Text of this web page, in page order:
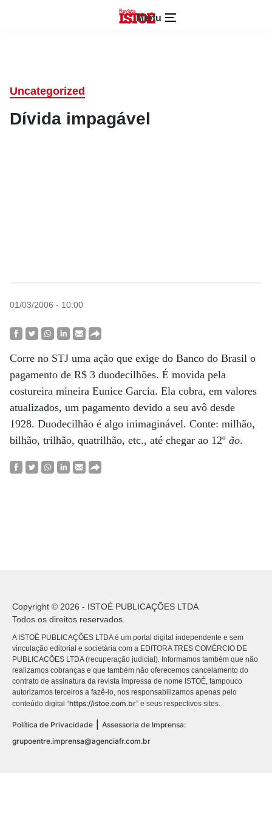
Menu
Uncategorized
Dívida impagável
01/03/2006 - 10:00
Corre no STJ uma ação que exige do Banco do Brasil o
pagamento de R$ 3 duodecilhões. É movida pela
costureira mineira Eunice Garcia. Ela cobra, em valores
atualizados, um pagamento devido a seu avô desde
1928. Duodecilhão é algo inimaginável. Conte: milhão,
bilhão, trilhão, quatrilhão, etc., até chegar ao 12º ão.
Copyright © 2026 - ISTOÉ PUBLICAÇÕES LTDA
Todos os direitos reservados.
A ISTOÉ PUBLICAÇÕES LTDA é um portal digital independente e sem
vinculação editorial e societária com a EDITORA TRES COMÉRCIO DE
PUBLICACÕES LTDA (recuperação judicial). Informamos também que não
realizamos cobranças e que também não oferecemos cancelamento do
contrato de assinatura da revista impressa de nome ISTOÉ, tampouco
autorizamos terceiros a fazê-lo, nos responsabilizamos apenas pelo
conteúdo digital “https://istoe.com.br” e seus respectivos sites.
Política de Privacidade
Assessoria de Imprensa:
grupoentre.imprensa@agenciafr.com.br